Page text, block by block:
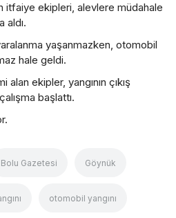
itfaiye ekipleri, alevlere müdahale
aldı.
yaşanmazken, otomobil
hale geldi.
ekipler, yangının çıkış
başlattı.
Bolu Gazetesi Göynük
otomobil yangını